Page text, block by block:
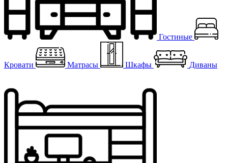
Гостиные
Кровати Матрасы Шкафы Диваны